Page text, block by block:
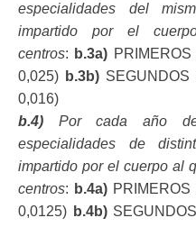
especialidades del
impartido por el
centros: b.3a)
0,025) b.3b)SEGUNDOS
0,016)
b.4) Por cada año de
especialidades de
impartido por el cuerpo al
centros: b.4a)
0,0125) b.4b)